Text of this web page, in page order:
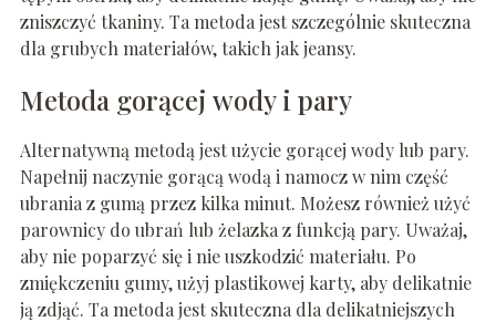
zniszczyć tkaniny. Ta metoda jest szczególnie skuteczna
dla grubych materiałów, takich jak jeansy.
Metoda gorącej wody i pary
Alternatywną metodą jest użycie gorącej wody lub pary.
Napełnij naczynie gorącą wodą i namocz w nim część
ubrania z gumą przez kilka minut. Możesz również użyć
parownicy do ubrań lub żelazka z funkcją pary. Uważaj,
aby nie poparzyć się i nie uszkodzić materiału. Po
zmiękczeniu gumy, użyj plastikowej karty, aby delikatnie
ją zdjąć. Ta metoda jest skuteczna dla delikatniejszych